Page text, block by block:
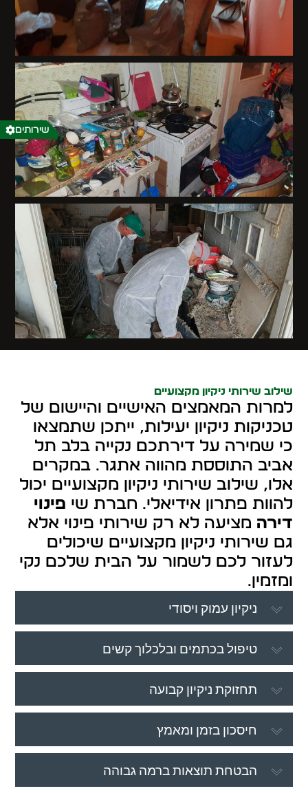
שילוב שירותי ניקיון מקצועיים
למרות המאמצים האישיים והיישום של
טכניקות ניקיון יעילות, ייתכן שתמצאו
כי שמירה על דירתכם נקייה בלב תל
אביב התוססת מהווה אתגר. במקרים
אלו, שילוב שירותי ניקיון מקצועיים יכול
להוות פתרון אידיאלי. חברת שי פינוי
דירה מציעה לא רק שירותי פינוי אלא
גם שירותי ניקיון מקצועיים שיכולים
לעזור לכם לשמור על הבית שלכם נקי
ומזמין.
ניקיון עמוק ויסודי
טיפול בכתמים ובלכלוך קשים
תחזוקת ניקיון קבועה
חיסכון בזמן ומאמץ
הבטחת תוצאות ברמה גבוהה
שירותים